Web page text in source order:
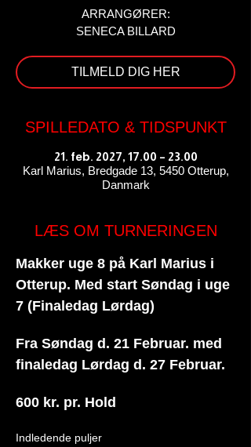
ARRANGØRER:
SENECA BILLARD
TILMELD DIG HER
SPILLEDATO & TIDSPUNKT
21. feb. 2027, 17.00 – 23.00
Karl Marius, Bredgade 13, 5450 Otterup,
Danmark
LÆS OM TURNERINGEN
Makker uge 8 på Karl Marius i
Otterup. Med start Søndag i uge
7 (Finaledag Lørdag)
Fra Søndag d. 21 Februar. med
finaledag Lørdag d. 27 Februar.
600 kr. pr. Hold
Indledende puljer